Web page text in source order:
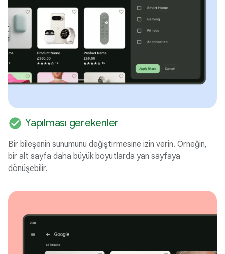
check_circle Yapılması gerekenler
Bir bileşenin sunumunu değiştirmesine izin verin. Örneğin,
bir alt sayfa daha büyük boyutlarda yan sayfaya
dönüşebilir.